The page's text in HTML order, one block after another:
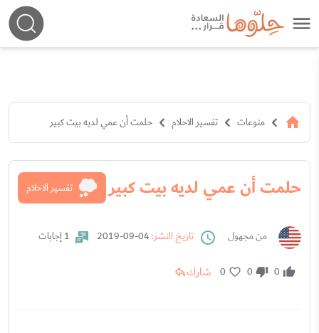
منوعات تفسير الاحلام حلمت أن عمي لديه بيت كبير
حلمت أن عمي لديه بيت كبير تفسير الاحلام
من مجهول تاريخ النشر: 1 إجابات
0
0
0 شارك